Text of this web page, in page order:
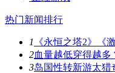
热门新闻排行
1
《永恒之塔2》《
2血量越低穿得越多
3岛国性转新游太